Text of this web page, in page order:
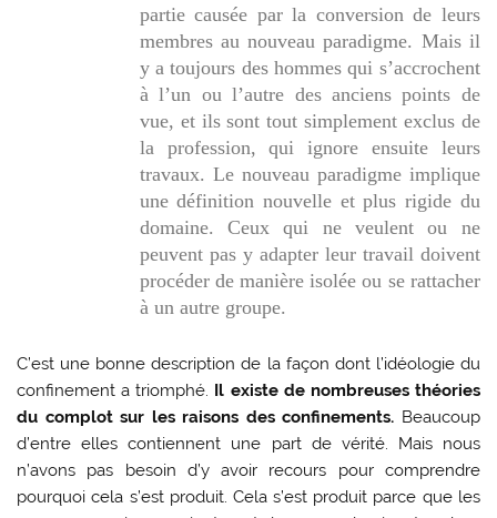
partie causée par la conversion de leurs
membres au nouveau paradigme. Mais il
y a toujours des hommes qui s’accrochent
à l’un ou l’autre des anciens points de
vue, et ils sont tout simplement exclus de
la profession, qui ignore ensuite leurs
travaux. Le nouveau paradigme implique
une définition nouvelle et plus rigide du
domaine. Ceux qui ne veulent ou ne
peuvent pas y adapter leur travail doivent
procéder de manière isolée ou se rattacher
à un autre groupe.
C’est une bonne description de la façon dont l’idéologie du
confinement a triomphé. Il existe de nombreuses théories
du complot sur les raisons des confinements. Beaucoup
d’entre elles contiennent une part de vérité. Mais nous
n’avons pas besoin d’y avoir recours pour comprendre
pourquoi cela s’est produit. Cela s’est produit parce que les